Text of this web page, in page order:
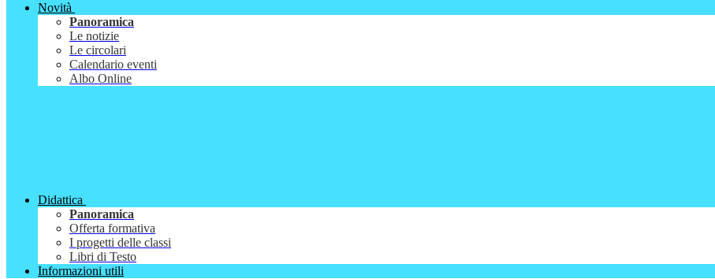
Novità
Panoramica
Le notizie
Le circolari
Calendario eventi
Albo Online
Didattica
Panoramica
Offerta formativa
I progetti delle classi
Libri di Testo
Informazioni utili